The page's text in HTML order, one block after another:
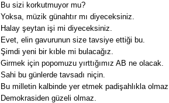
Bu sizi korkutmuyor mu?
Yoksa, müzik günahtır mı diyeceksiniz.
Halay şeytan işi mi diyeceksiniz.
Evet, elin gavurunun size tavsiye ettiği bu.
Şimdi yeni bir kıble mi bulacağız.
Girmek için popomuzu yırttığımız AB ne olacak.
Sahi bu günlerde tavsadı niçin.
Bu milletin kalbinde yer etmek padişahlıkla
Demokrasiden güzeli olmaz.